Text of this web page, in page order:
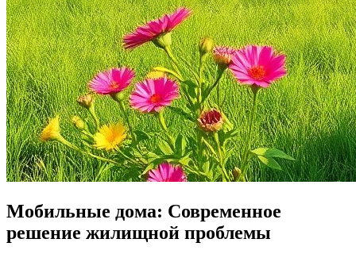
Мобильные дома: Современное
решение жилищной проблемы